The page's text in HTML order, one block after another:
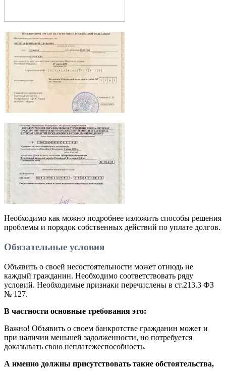
Необходимо как можно подробнее изложить способы решения
проблемы и порядок собственных действий по уплате долгов.
Обязательные условия
Объявить о своей несостоятельности может отнюдь не
каждый гражданин. Необходимо соответствовать ряду
условий. Необходимые признаки перечислены в ст.213.3 ФЗ
№ 127.
В частности основные требования это:
Важно! Объявить о своем банкротстве гражданин может и
при наличии меньшей задолженности, но потребуется
доказывать свою неплатежеспособность.
А именно должны присутствовать такие обстоятельства,